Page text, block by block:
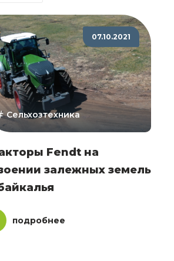
07.10.2021
Сельхозтехника
Fendt на
залежных земель
подробнее